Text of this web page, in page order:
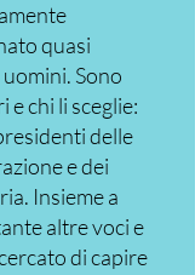
quasi
Sono
e chi li sceglie:
delle
e dei
Insieme a
altre voci e
di capire